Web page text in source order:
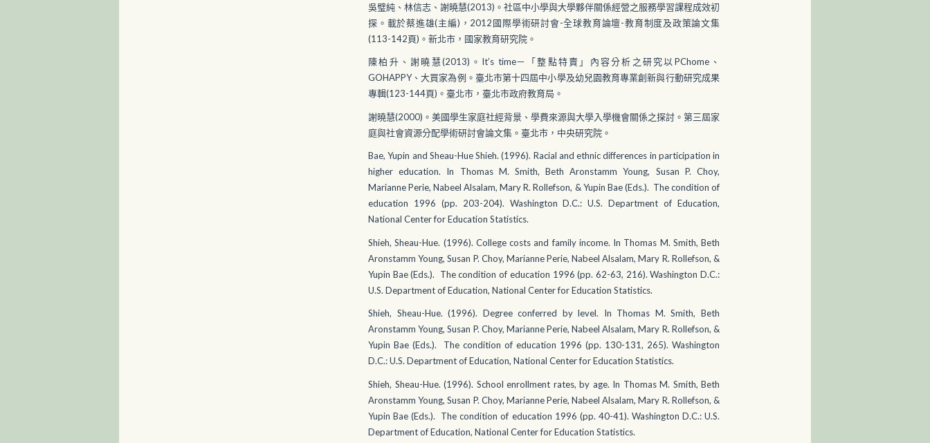
吳璧純、林信志、謝曉慧(2013)。社區中小學與大學夥伴關係經營之服務學習課程成效初
探。載於蔡進雄(主編)，2012國際學術研討會-全球教育論壇-教育制度及政策論文集
(113-142頁)。新北市，國家教育研究院。
陳柏升、謝曉慧(2013)。It’s time－「整點特賣」內容分析之研究以PChome、
GOHAPPY、大買家為例。臺北市第十四屆中小學及幼兒園教育專業創新與行動研究成果
專輯(123-144頁)。臺北市，臺北市政府教育局。
謝曉慧(2000)。美國學生家庭社經背景、學費來源與大學入學機會關係之探討。第三屆家
庭與社會資源分配學術研討會論文集。臺北市，中央研究院。
Bae, Yupin and Sheau-Hue Shieh. (1996). Racial and ethnic differences in participation in
higher education. In Thomas M. Smith, Beth Aronstamm Young, Susan P. Choy,
Marianne Perie, Nabeel Alsalam, Mary R. Rollefson, & Yupin Bae (Eds.). The condition of
education 1996 (pp. 203-204). Washington D.C.: U.S. Department of Education,
National Center for Education Statistics.
Shieh, Sheau-Hue. (1996). College costs and family income. In Thomas M. Smith, Beth
Aronstamm Young, Susan P. Choy, Marianne Perie, Nabeel Alsalam, Mary R. Rollefson, &
Yupin Bae (Eds.). The condition of education 1996 (pp. 62-63, 216). Washington D.C.:
U.S. Department of Education, National Center for Education Statistics.
Shieh, Sheau-Hue. (1996). Degree conferred by level. In Thomas M. Smith, Beth
Aronstamm Young, Susan P. Choy, Marianne Perie, Nabeel Alsalam, Mary R. Rollefson, &
Yupin Bae (Eds.). The condition of education 1996 (pp. 130-131, 265). Washington
D.C.: U.S. Department of Education, National Center for Education Statistics.
Shieh, Sheau-Hue. (1996). School enrollment rates, by age. In Thomas M. Smith, Beth
Aronstamm Young, Susan P. Choy, Marianne Perie, Nabeel Alsalam, Mary R. Rollefson, &
Yupin Bae (Eds.). The condition of education 1996 (pp. 40-41). Washington D.C.: U.S.
Department of Education, National Center for Education Statistics.